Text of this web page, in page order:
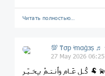
Читать полностью…
💯 ₸σp ᶤmαġзṣ
27 May 2026 06:25
كُـل عَـام وٲنـتـمْ بـِخـيَـر 🐏 💫